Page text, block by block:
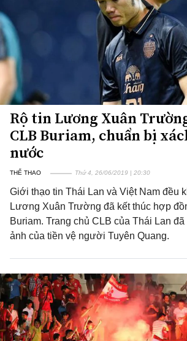
Rộ tin Lương Xuân
CLB Buriam, chuẩn bị
nước
THỂ THAO Thứ 4, 26/06/2019 | 20:30
Giới thạo tin Thái Lan và Việt Nam đều
Lương Xuân Trường đã kết thúc hợp
Buriam. Trang chủ CLB của Thái Lan
ảnh của tiền vệ người Tuyên Quang.